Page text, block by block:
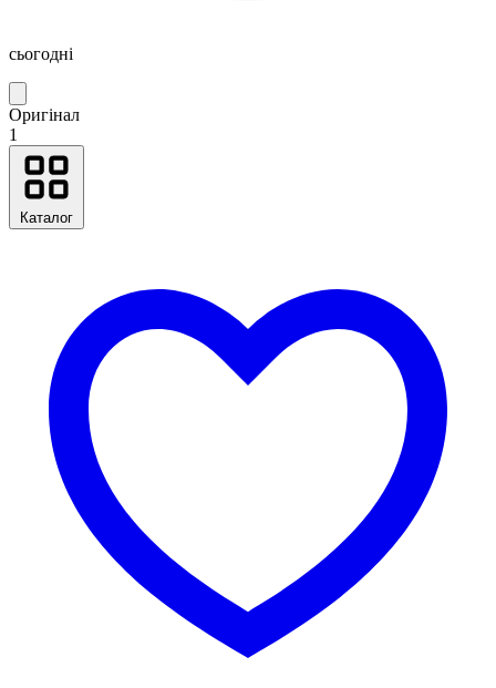
сьогодні
Оригінал
1
Каталог